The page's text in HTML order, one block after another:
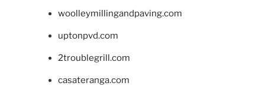
woolleymillingandpaving.com
uptonpvd.com
2troublegrill.com
casateranga.com